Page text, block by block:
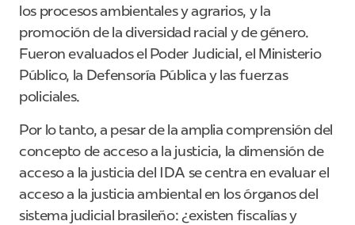
los procesos ambientales y agrarios, y la
promoción de la diversidad racial y de género.
Fueron evaluados el Poder Judicial, el Ministerio
Público, la Defensoría Pública y las fuerzas
policiales.
Por lo tanto, a pesar de la amplia comprensión del
concepto de acceso a la justicia, la dimensión de
acceso a la justicia del IDA se centra en evaluar el
acceso a la justicia ambiental en los órganos del
sistema judicial brasileño: ¿existen fiscalías y